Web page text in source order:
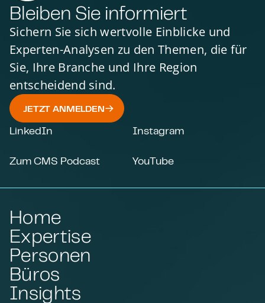
Bleiben Sie informiert
Sichern Sie sich wertvolle Einblicke und
Experten-Analysen zu den Themen, die für
Sie, Ihre Branche und Ihre Region
entscheidend sind.
JETZT ANMELDEN
LinkedIn Instagram
Zum CMS Podcast YouTube
Home
Expertise
Personen
Büros
Insights